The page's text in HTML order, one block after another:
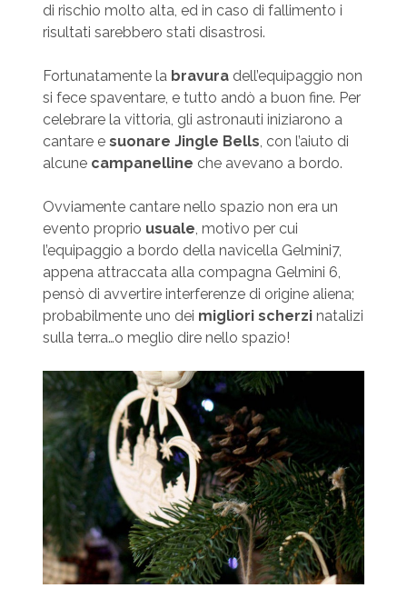
di rischio molto alta, ed in caso di fallimento i
risultati sarebbero stati disastrosi.
Fortunatamente la bravuradell’equipaggio non
si fece spaventare, e tutto andò a buon fine. Per
celebrare la vittoria, gli astronauti iniziarono a
cantare e suonare Jingle Bells , con l’aiuto di
alcune campanelline che avevano a bordo.
Ovviamente cantare nello spazio non era un
evento proprio usuale , motivo per cui
l’equipaggio a bordo della navicella Gelmini7,
appena attraccata alla compagna Gelmini 6,
pensò di avvertire interferenze di origine aliena;
probabilmente uno dei migliori scherzinatalizi
sulla terra…o meglio dire nello spazio!